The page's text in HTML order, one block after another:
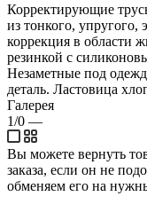
Корректирующие
из тонкого, упругого,
коррекция в области
резинкой с
Незаметные под
деталь. Ластовица
Галерея
1/0 —
Вы можете вернуть
заказа, если он не
обменяем его на